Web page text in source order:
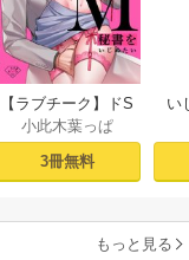
【ラブチーク】ドS
社長はドM秘書をい
じめたい～オフィ
スでぬれとろ玩具
小此木葉っぱ
3冊無料
い
もっと見る